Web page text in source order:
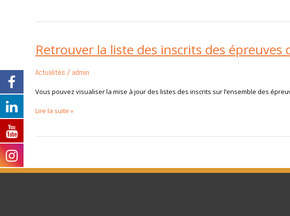
Retrouver la liste des inscrits des épreuves
Actualités / admin
Vous pouvez visualiser la mise à jour des listes des inscrits sur l’ensemble des
Retrouver
la
des
des
du
Lire la suite »